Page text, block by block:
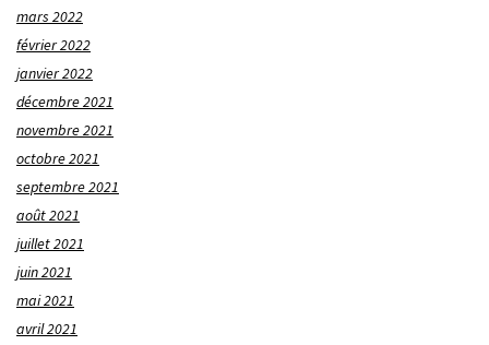
mars 2022
février 2022
janvier 2022
décembre 2021
novembre 2021
octobre 2021
septembre 2021
août 2021
juillet 2021
juin 2021
mai 2021
avril 2021